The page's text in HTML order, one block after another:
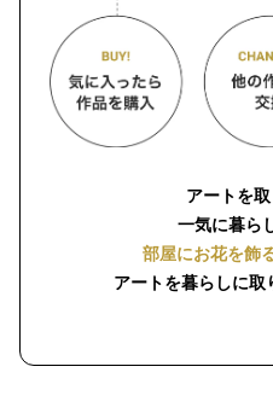
アートを
一気に暮ら
部屋にお花を飾
アートを暮らしに取